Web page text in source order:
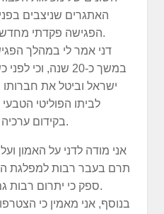
האתגרים שניצבים
הפגישה פקדתי מחדש את יתום למפלגת העבודה.
דני אמר לי במהלך
במשך כ-20 שנה,
ישראל וביטל את חברותו
לביתו הפוליטי
בקידום ערכיה ושובה להיות מפלגת שלטון.
אני מודה לדני על האמון ועל
תרם בעבר רבות למפלגת
ספק כי יתרום רבות גם בעתיד להצלחת המפלגה.
בנוסף, אני מאמין כי